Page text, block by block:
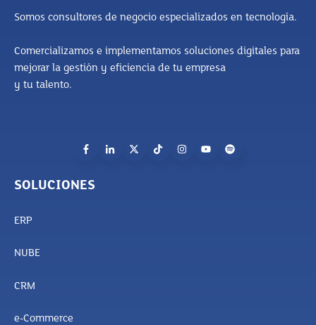
Somos consultores de negocio especializados en tecnología.
Comercializamos e implementamos soluciones digitales para
mejorar la gestión y eficiencia de tu empresa
y tu talento.
SOLUCIONES
ERP
NUBE
CRM
e-Commerce